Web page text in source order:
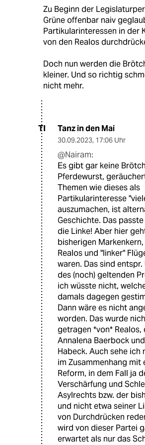
Zu Beginn der
Grüne offenbar naiv
Partikularinteressen in der
von den Realos
Doch nun werden die
kleiner. Und so richtig
nicht mehr.
TI Tanz in den Mai
30.09.2023, 17:06 Uhr
@Nairam:
Es gibt gar keine
Pferdewurst,
Themen wie dieses als
Partikularinteresse
auszumachen, ist
Geschichte. Das
die Linke! Aber hier
bisherigen
Realos und "linker"
waren. Das sind
des (noch) geltenden
ich wüsste nicht,
damals dagegen
Dann wäre es nicht
worden. Das wurde
getragen *von* Realos,
Annalena Baerbock
Habeck. Auch sehe ich
im Zusammenhang mit
Reform, in dem Fall ja
Verschärfung und
Asylrechts bzw. der
und nicht etwa seiner
von Durchdrücken
wird von dieser Partei
erwartet als nur das